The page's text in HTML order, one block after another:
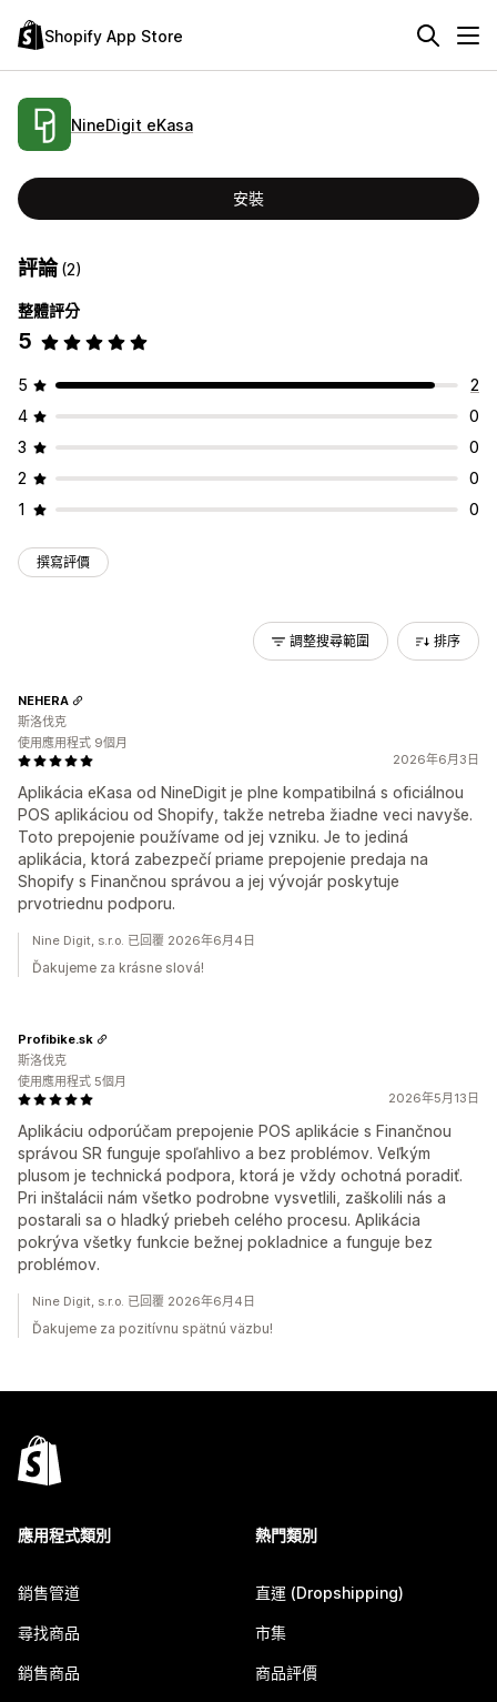
Shopify App Store
NineDigit eKasa
安裝
評論(2)
整體評分
5
5
2
4
0
3
0
2
0
1
0
撰寫評價
調整搜尋範圍 排序
2026年6月3日
Aplikácia eKasa od NineDigit je plne kompatibilná s oficiálnou
POS aplikáciou od Shopify, takže netreba žiadne veci navyše.
Toto prepojenie používame od jej vzniku. Je to jediná
aplikácia, ktorá zabezpečí priame prepojenie predaja na
Shopify s Finančnou správou a jej vývojár poskytuje
prvotriednu podporu.
NEHERA
斯洛伐克
使用應用程式 9個月
Nine Digit, s.r.o. 已回覆 2026年6月4日
Ďakujeme za krásne slová!
2026年5月13日
Aplikáciu odporúčam prepojenie POS aplikácie s Finančnou
správou SR funguje spoľahlivo a bez problémov. Veľkým
plusom je technická podpora, ktorá je vždy ochotná poradiť.
Pri inštalácii nám všetko podrobne vysvetlili, zaškolili nás a
postarali sa o hladký priebeh celého procesu. Aplikácia
pokrýva všetky funkcie bežnej pokladnice a funguje bez
problémov.
Profibike.sk
斯洛伐克
使用應用程式 5個月
Nine Digit, s.r.o. 已回覆 2026年6月4日
Ďakujeme za pozitívnu spätnú väzbu!
應用程式類別
銷售管道
尋找商品
銷售商品
熱門類別
直運 (Dropshipping)
市集
商品評價